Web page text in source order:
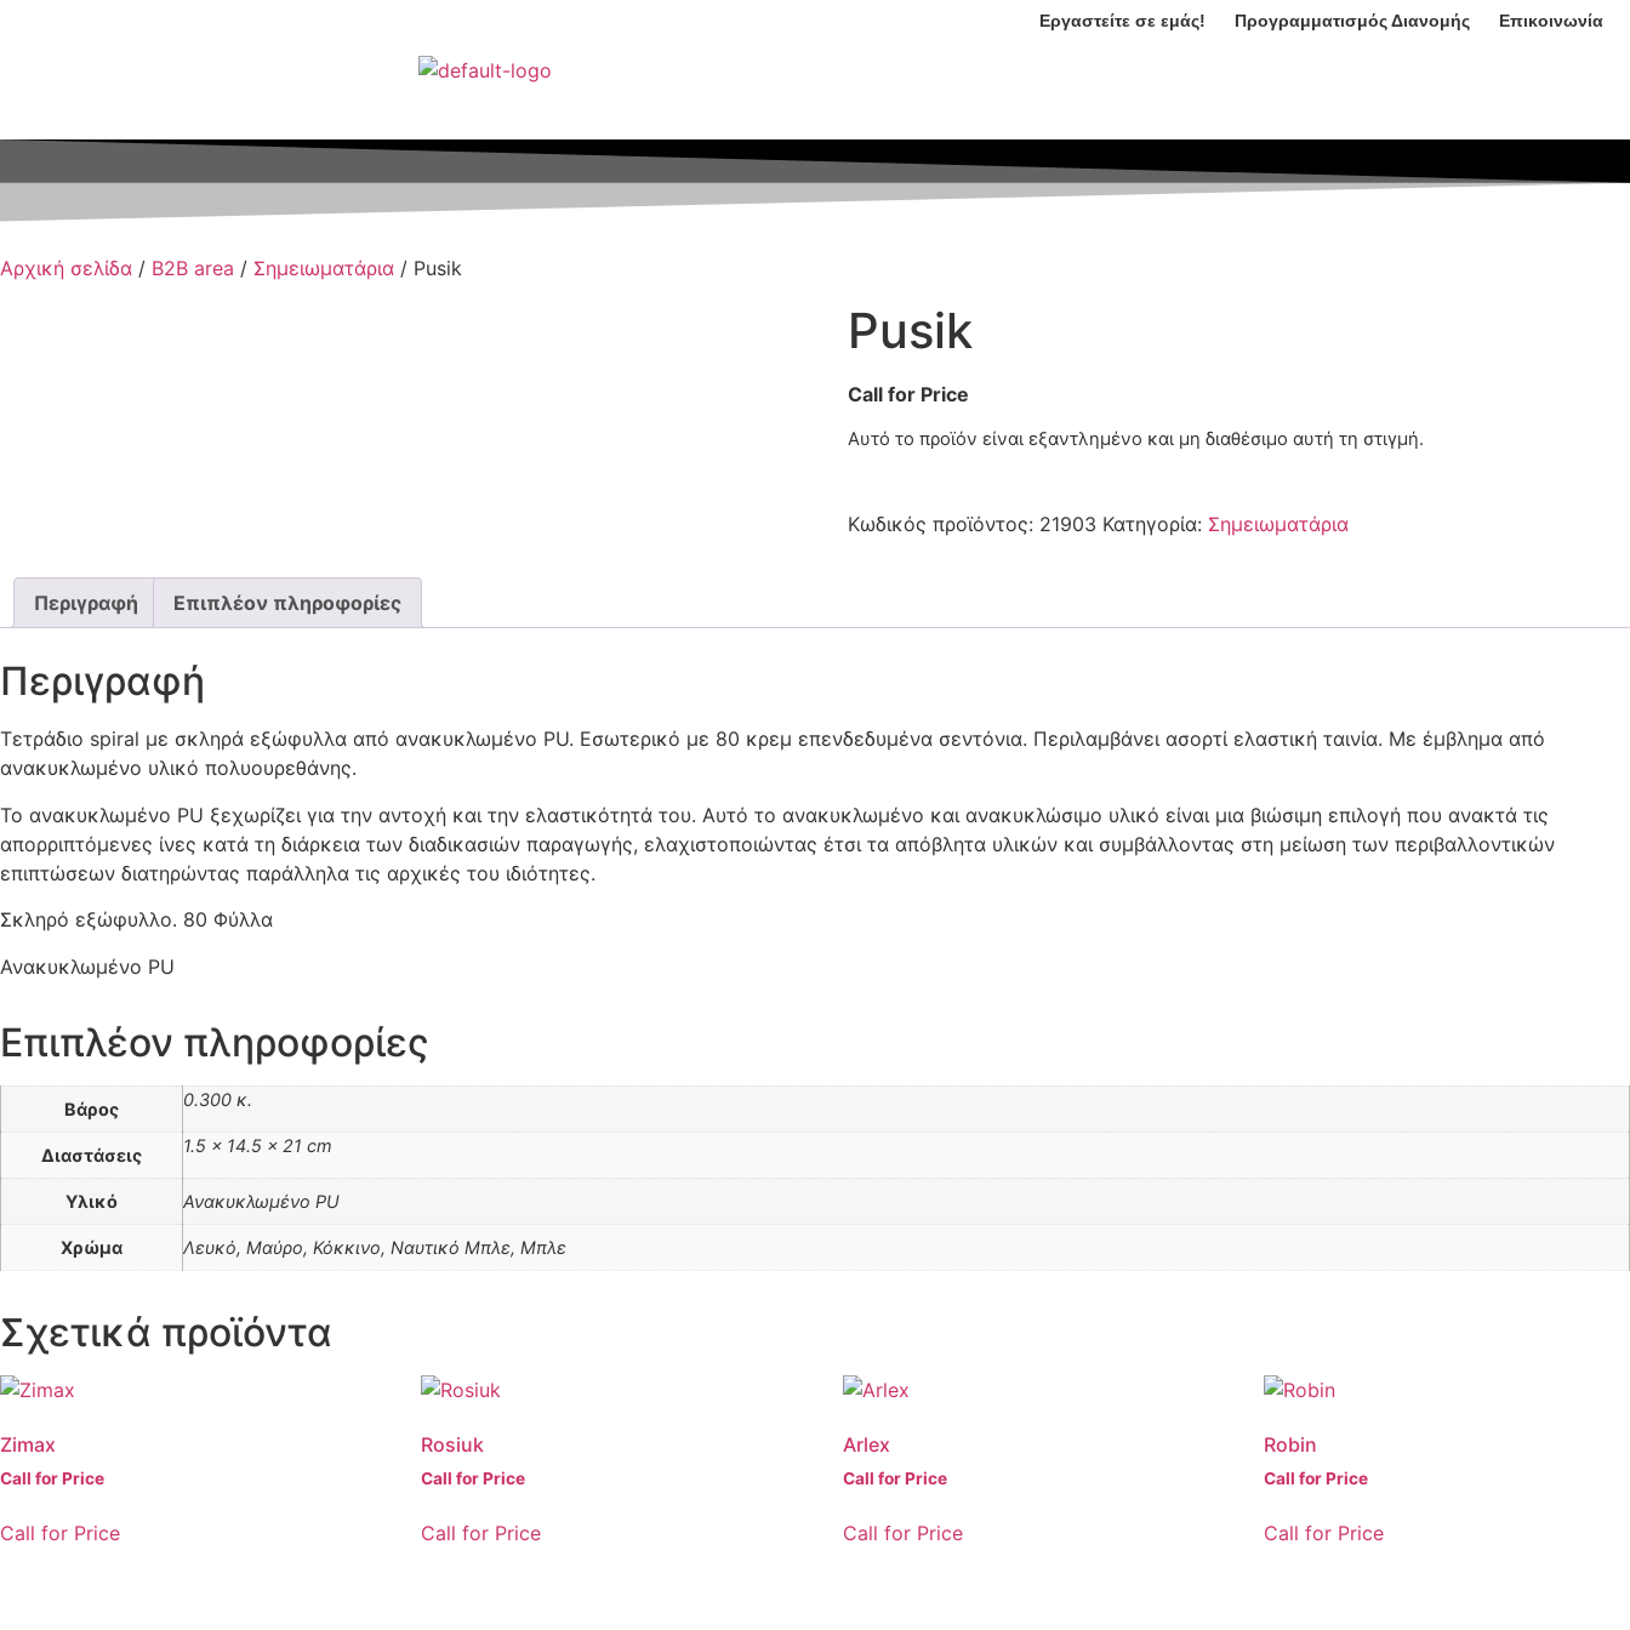
Εργαστείτε σε εμάς! Προγραμματισμός Διανομής Επικοινωνία
Αρχική σελίδα / B2B area / Σημειωματάρια / Pusik
Pusik
Call for Price
Αυτό το προϊόν είναι εξαντλημένο και μη διαθέσιμο αυτή τη στιγμή.
Κωδικός προϊόντος: 21903 Κατηγορία: Σημειωματάρια
Περιγραφή Επιπλέον πληροφορίες
Περιγραφή
Τετράδιο spiral με σκληρά εξώφυλλα από ανακυκλωμένο PU. Εσωτερικό με 80 κρεμ επενδεδυμένα σεντόνια. Περιλαμβάνει ασορτί ελαστική ταινία. Με έμβλημα από
ανακυκλωμένο υλικό πολυουρεθάνης.
Το ανακυκλωμένο PU ξεχωρίζει για την αντοχή και την ελαστικότητά του. Αυτό το ανακυκλωμένο και ανακυκλώσιμο υλικό είναι μια βιώσιμη επιλογή που ανακτά τις
απορριπτόμενες ίνες κατά τη διάρκεια των διαδικασιών παραγωγής, ελαχιστοποιώντας έτσι τα απόβλητα υλικών και συμβάλλοντας στη μείωση των περιβαλλοντικών
επιπτώσεων διατηρώντας παράλληλα τις αρχικές του ιδιότητες.
Σκληρό εξώφυλλο. 80 Φύλλα
Ανακυκλωμένο PU
Επιπλέον πληροφορίες
Βάρος 0.300 κ.
Διαστάσεις 1.5 × 14.5 × 21 cm
Υλικό Ανακυκλωμένο PU
Χρώμα Λευκό, Μαύρο, Κόκκινο, Ναυτικό Μπλε, Μπλε
Σχετικά προϊόντα
Zimax
Call for Price
Call for Price
Rosiuk
Call for Price
Call for Price
Arlex
Call for Price
Call for Price
Robin
Call for Price
Call for Price